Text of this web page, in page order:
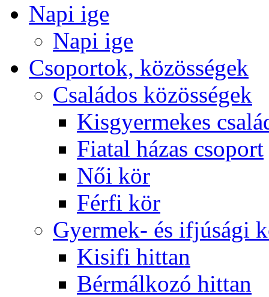
Napi ige
Napi ige
Csoportok, közösségek
Családos közösségek
Kisgyermekes
Fiatal házas csoport
Női kör
Férfi kör
Gyermek- és ifjúsági
Kisifi hittan
Bérmálkozó hittan